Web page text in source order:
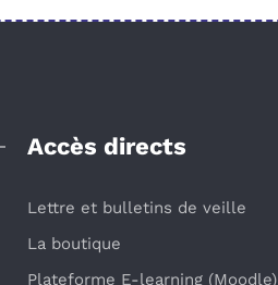
Accès directs
Lettre et bulletins de veille
La boutique
Plateforme E-learning (Moodle)